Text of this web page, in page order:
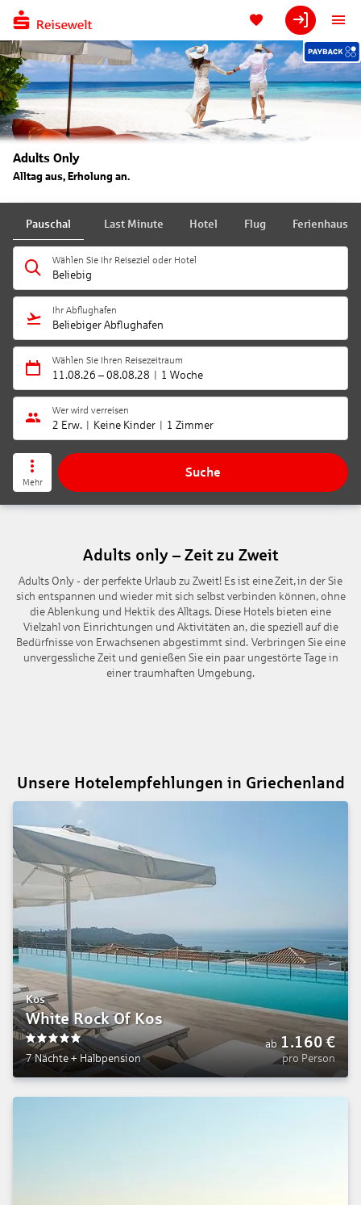
Adults Only
Alltag aus, Erholung an.
Pauschal Last Minute Hotel Flug Ferienhaus
Wählen Sie Ihr Reiseziel oder Hotel
Beliebig
Ihr Abflughafen
Beliebiger Abflughafen
Wählen Sie Ihren Reisezeitraum
11.08.26 – 08.08.28 1 Woche
Wer wird verreisen
2 Erw. Keine Kinder 1 Zimmer
Mehr
Suche
Adults only – Zeit zu Zweit
Adults Only - der perfekte Urlaub zu Zweit! Es ist eine Zeit, in der Sie
sich entspannen und wieder mit sich selbst verbinden können, ohne
die Ablenkung und Hektik des Alltags. Diese Hotels bieten eine
Vielzahl von Einrichtungen und Aktivitäten an, die speziell auf die
Bedürfnisse von Erwachsenen abgestimmt sind. Verbringen Sie eine
unvergessliche Zeit und genießen Sie ein paar ungestörte Tage in
einer traumhaften Umgebung.
Unsere Hotelempfehlungen in Griechenland
Kos
White Rock Of Kos
5
7 Nächte + Halbpension
ab 1.160€
pro Person